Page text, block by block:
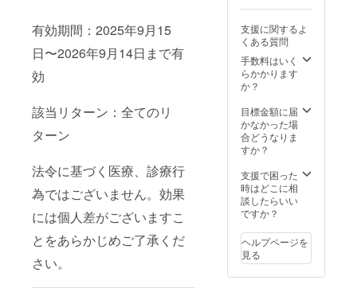
有効期間：2025年9月15
日〜2026年9月14日まで有
効
該当リターン：全てのリ
ターン
法令に基づく医療、診療行
為ではございません。効果
には個人差がございますこ
とをあらかじめご了承くだ
さい。
支援に関するよ
くある質問
手数料はいく
らかかります
か？
目標金額に届
かなかった場
合どうなりま
すか？
支援で困った
時はどこに相
談したらいい
ですか？
ヘルプページを
見る